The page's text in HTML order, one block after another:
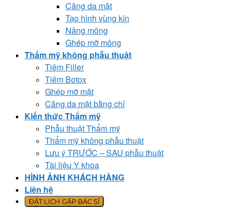
Căng da mặt
Tạo hình vùng kín
Nâng mông
Ghép mỡ mông
Thẩm mỹ không phẫu thuật
Tiêm Filler
Tiêm Botox
Ghép mỡ mặt
Căng da mặt bằng chỉ
Kiến thức Thẩm mỹ
Phẫu thuật Thẩm mỹ
Thẩm mỹ không phẫu thuật
Lưu ý TRƯỚC – SAU phẫu thuật
Tài liệu Y khoa
HÌNH ẢNH KHÁCH HÀNG
Liên hệ
ĐẶT LỊCH GẶP BÁC SĨ